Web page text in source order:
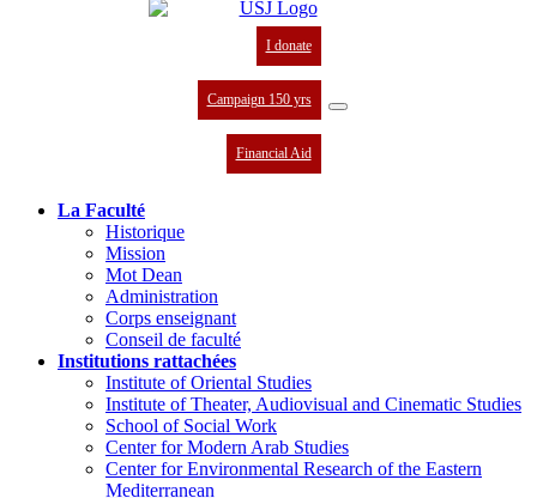
I donate
Campaign 150 yrs
Financial Aid
La Faculté
Historique
Mission
Mot Dean
Administration
Corps enseignant
Conseil de faculté
Institutions rattachées
Institute of Oriental Studies
Institute of Theater, Audiovisual and Cinematic Studies
School of Social Work
Center for Modern Arab Studies
Center for Environmental Research of the Eastern
Mediterranean